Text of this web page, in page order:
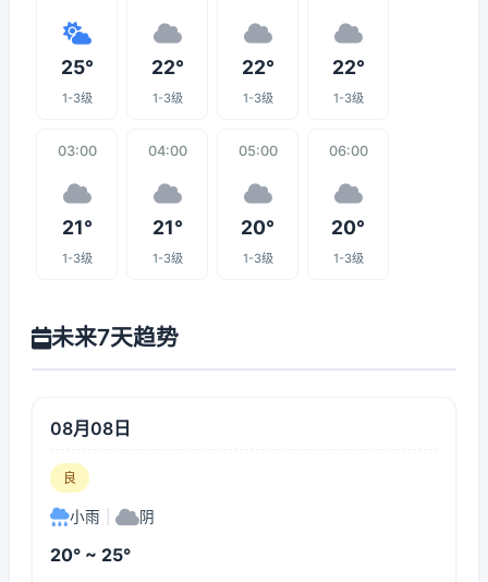
25°
1-3级
22°
1-3级
22°
1-3级
22°
1-3级
03:00
21°
1-3级
04:00
21°
1-3级
05:00
20°
1-3级
06:00
20°
1-3级
未来7天趋势
08月08日
良
小雨 阴
20° ~ 25°